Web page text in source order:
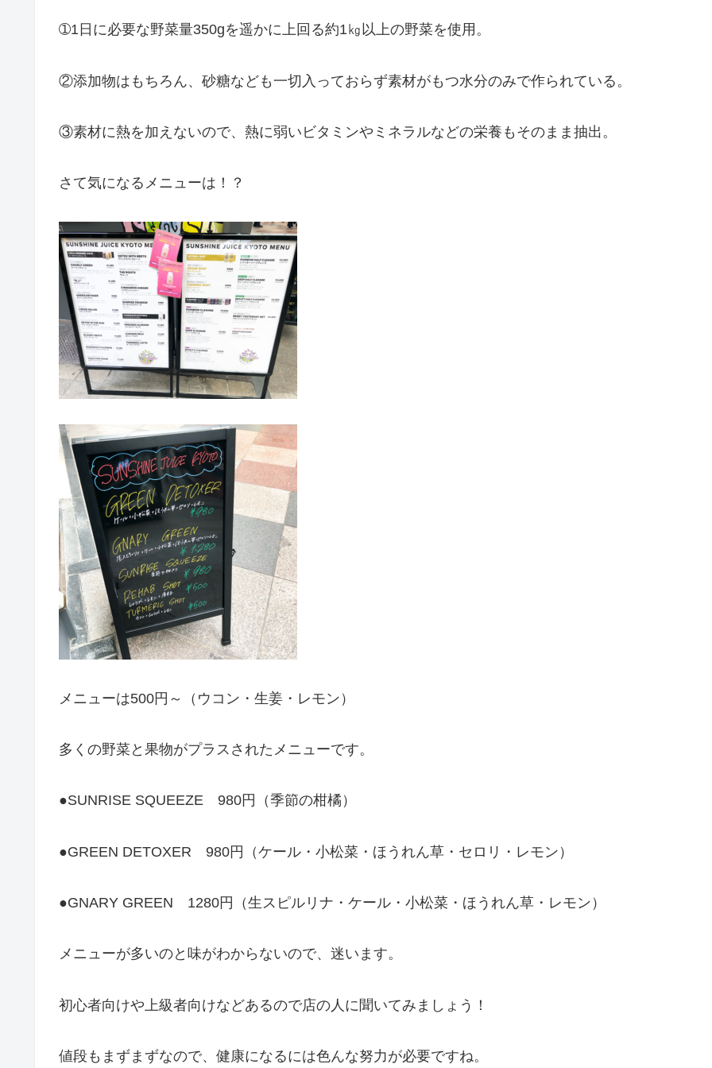
➀1日に必要な野菜量350gを遥かに上回る約1㎏以上の野菜を使用。
②添加物はもちろん、砂糖なども一切入っておらず素材がもつ水分のみで作られている。
③素材に熱を加えないので、熱に弱いビタミンやミネラルなどの栄養もそのまま抽出。
さて気になるメニューは！？
メニューは500円～（ウコン・生姜・レモン）
多くの野菜と果物がプラスされたメニューです。
●SUNRISE SQUEEZE 980円（季節の柑橘）
●GREEN DETOXER 980円（ケール・小松菜・ほうれん草・セロリ・レモン）
●GNARY GREEN 1280円（生スピルリナ・ケール・小松菜・ほうれん草・レモン）
メニューが多いのと味がわからないので、迷います。
初心者向けや上級者向けなどあるので店の人に聞いてみましょう！
値段もまずまずなので、健康になるには色んな努力が必要ですね。